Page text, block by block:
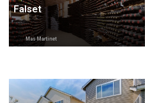
Falset
Mas Martinet